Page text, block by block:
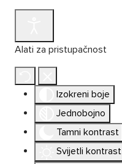
Alati za pristupačnost
Izokreni boje
Jednobojno
Tamni kontrast
Svijetli kontrast